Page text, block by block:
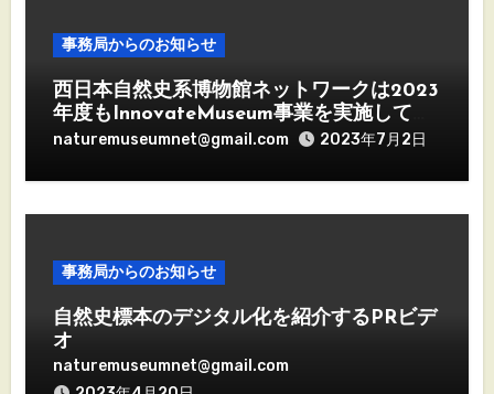
事務局からのお知らせ
西日本自然史系博物館ネットワークは2023
年度もInnovateMuseum事業を実施してい
きます
naturemuseumnet@gmail.com 2023年7月2日
事務局からのお知らせ
自然史標本のデジタル化を紹介するPRビデ
オ
naturemuseumnet@gmail.com